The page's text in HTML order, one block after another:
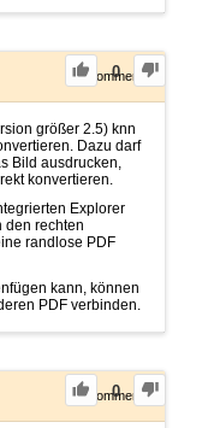
0
0Comments
größer 2.5) knn
Dazu darf
Bild ausdrucken,
konvertieren.
Explorer
den rechten
randlose PDF
kann, können
PDF verbinden.
0
0Comments